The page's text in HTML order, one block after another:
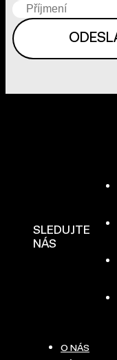
SLEDUJTE
NÁS
O NÁS